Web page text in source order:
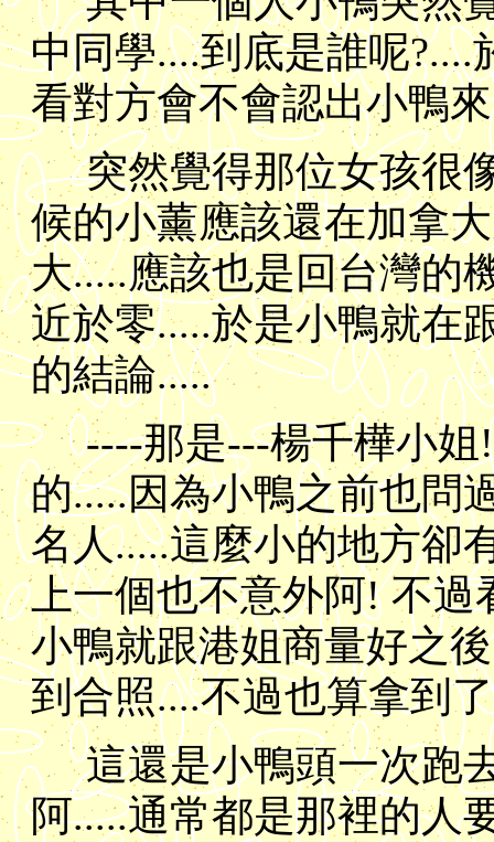
中同學....到底是誰呢
看對方會不會認出小鴨
突然覺得那位女孩很
候的小薰應該還在加拿
大.....應該也是回台灣的
近於零.....於是小鴨就在
的結論.....
----那是---楊千樺小
的.....因為小鴨之前也問
名人.....這麼小的地方卻
上一個也不意外阿! 不過
小鴨就跟港姐商量好之
到合照....不過也算拿到
這還是小鴨頭一次跑
阿.....通常都是那裡的人